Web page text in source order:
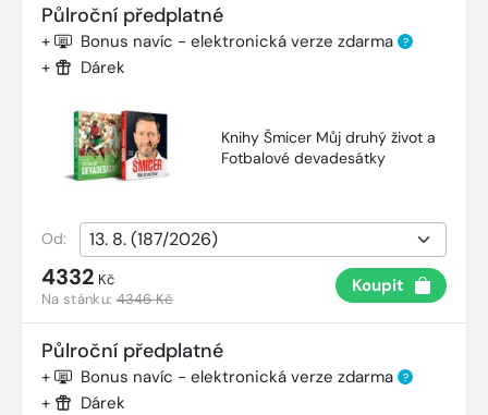
Půlroční předplatné
+ Bonus navíc - elektronická verze zdarma ?
+ Dárek
Knihy Šmicer Můj druhý život a
Fotbalové devadesátky
Od:
4332 Kč
Na stánku:4346 Kč
Koupit
Půlroční předplatné
+ Bonus navíc - elektronická verze zdarma ?
+ Dárek